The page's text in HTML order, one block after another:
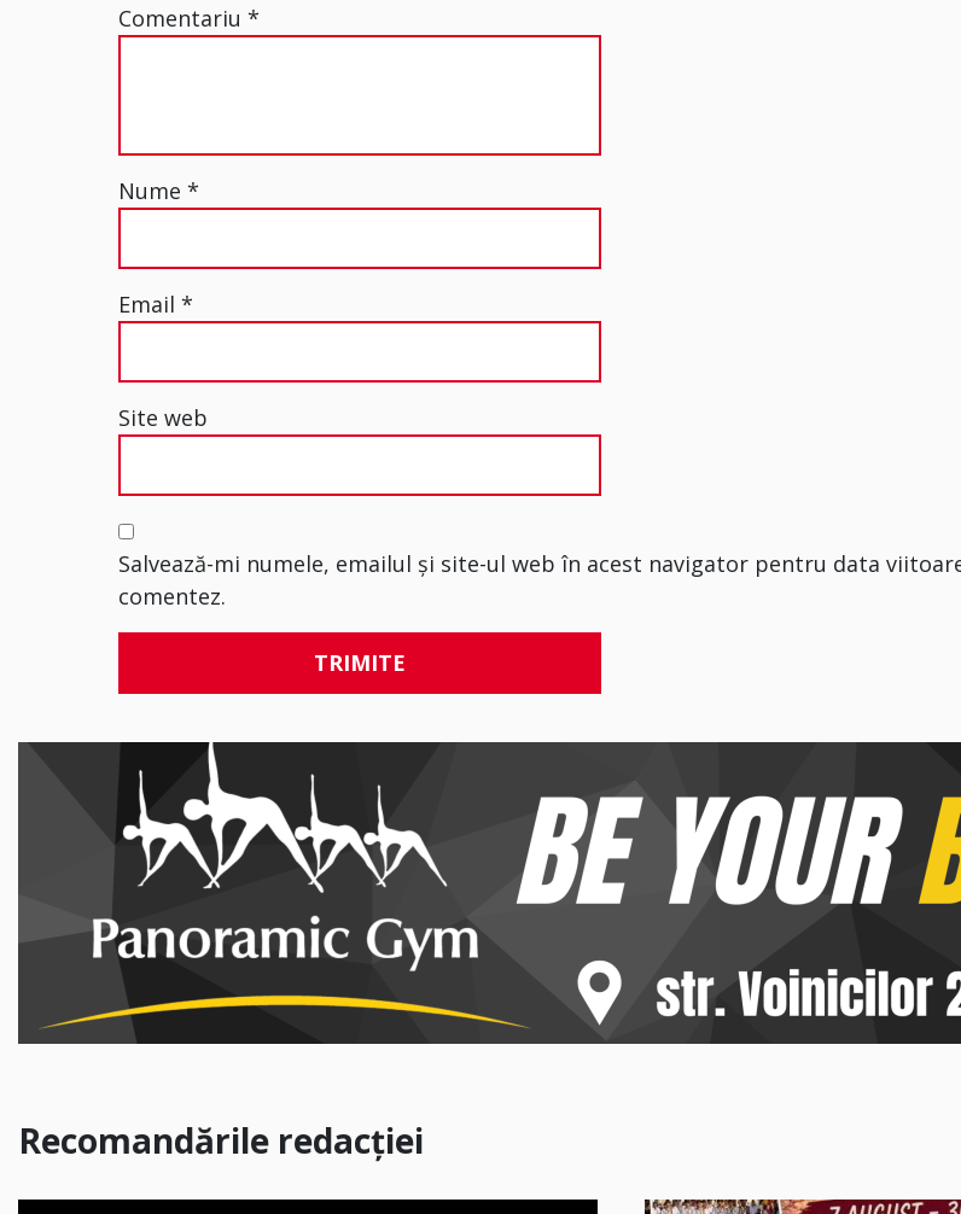
Comentariu*
Nume*
Email*
Site web
Salvează-mi numele, emailul și site-ul web în acest navigator pentru data
comentez.
Recomandările redacției